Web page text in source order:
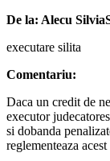
De la: Alecu Silvia
executare silita
Comentariu:
Daca un credit de
executor
si dobanda
reglementeaza acest